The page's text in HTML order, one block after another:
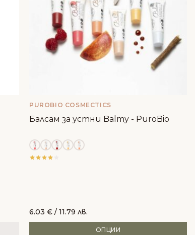
PUROBIO COSMECTICS
Балсам за устни Balmy - PuroBio
6.03 € / 11.79 лв.
ОПЦИИ